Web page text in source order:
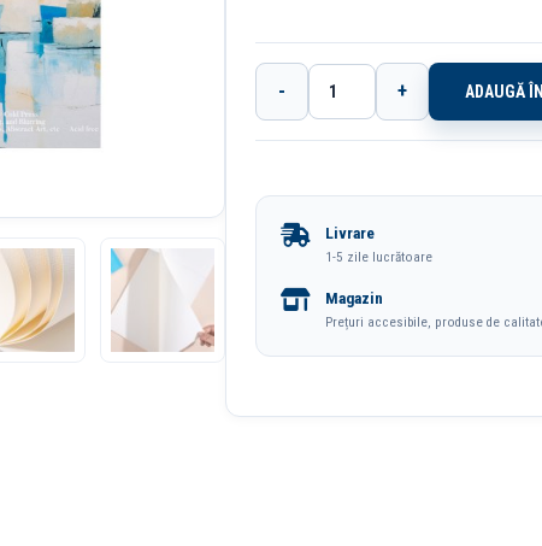
Cantitate
Bloc
Acuarela
300g
- + ADAUGĂ
Livrare
1-5 zile lucrătoare
Magazin
Prețuri accesibile, produse de